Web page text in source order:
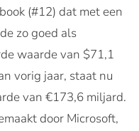
(#12) dat met een
zo goed als
waarde van $71,1
vorig jaar, staat nu
van €173,6 miljard.
door Microsoft,